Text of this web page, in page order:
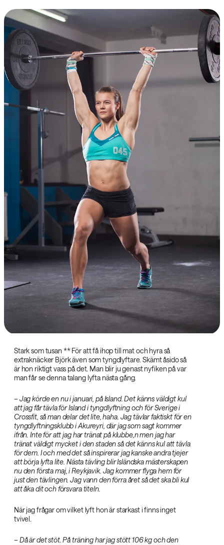
Stark som tusan ‌** För att få ihop till mat och hyra så
extraknäcker Björk även som tyngdlyftare. Skämt åsido så
är hon riktigt vass på det. Man blir ju genast nyfiken på var
man får se denna talang lyfta nästa gång.
– Jag körde en nu i januari, på Island. Det känns väldigt kul
att jag får tävla för Island i tyngdlyftning och för Sverige i
Crossfit, så man delar det lite, haha. Jag tävlar faktiskt för en
tyngdlyftningsklubb i‌Akureyri, där jag som sagt kommer
ifrån. Inte för att jag har tränat på klubbe,n men jag har
tränat väldigt mycket i den staden så det känns kul att tävla
för dem. I och med det så inspirerar jag kanske andra tjejer
att börja lyfta lite. Nästa tävling blir Isländska mästerskapen
nu den första maj, i Reykjavik. Jag kommer flyga hem för
just den tävlingen. Jag vann den förra året så det ska bli kul
att åka dit och försvara titeln.‌
När jag frågar om vilket lyft hon är starkast i finns inget
tvivel.
– Då är det stöt. På träning har jag stött 106 kg och den